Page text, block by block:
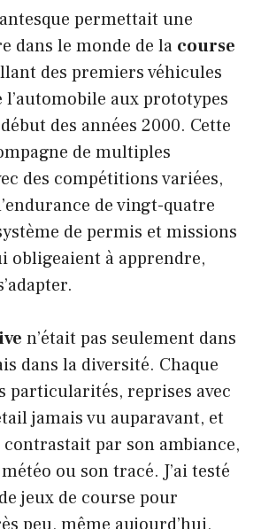
permettait une
dans le monde de la course
des premiers véhicules
l’automobile aux prototypes
des années 2000. Cette
de multiples
des compétitions variées,
de vingt-quatre
de permis et missions
obligeaient à apprendre,
n’était pas seulement dans
dans la diversité. Chaque
particularités, reprises avec
jamais vu auparavant, et
par son ambiance,
ou son tracé. J’ai testé
jeux de course pour
peu, même aujourd’hui,